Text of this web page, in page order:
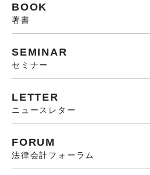
BOOK
著書
SEMINAR
セミナー
LETTER
ニュースレター
FORUM
法律会計フォーラム